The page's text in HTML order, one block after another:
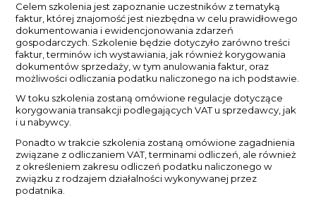
Celem szkolenia jest zapoznanie uczestników z tematyką
faktur, której znajomość jest niezbędna w celu prawidłowego
dokumentowania i ewidencjonowania zdarzeń
gospodarczych. Szkolenie będzie dotyczyło zarówno treści
faktur, terminów ich wystawiania, jak również korygowania
dokumentów sprzedaży, w tym anulowania faktur, oraz
możliwości odliczania podatku naliczonego na ich podstawie.
W toku szkolenia zostaną omówione regulacje dotyczące
korygowania transakcji podlegających VAT u sprzedawcy, jak
i u nabywcy.
Ponadto w trakcie szkolenia zostaną omówione zagadnienia
związane z odliczaniem VAT, terminami odliczeń, ale również
z określeniem zakresu odliczeń podatku naliczonego w
związku z rodzajem działalności wykonywanej przez
podatnika.